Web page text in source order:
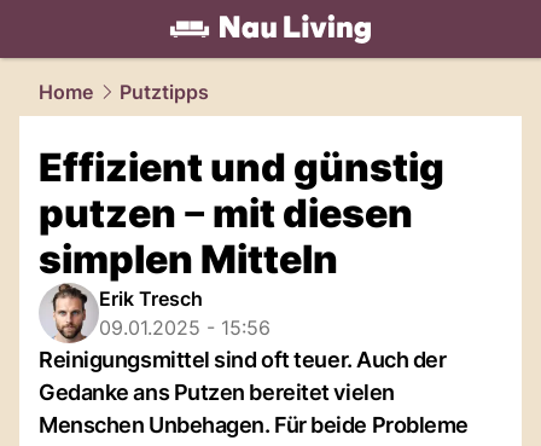
living.NAU.ch
Home Putztipps
Effizient und günstig
putzen ‒ mit diesen
simplen Mitteln
Erik Tresch
09.01.2025 - 15:56
Reinigungsmittel sind oft teuer. Auch der
Gedanke ans Putzen bereitet vielen
Menschen Unbehagen. Für beide Probleme